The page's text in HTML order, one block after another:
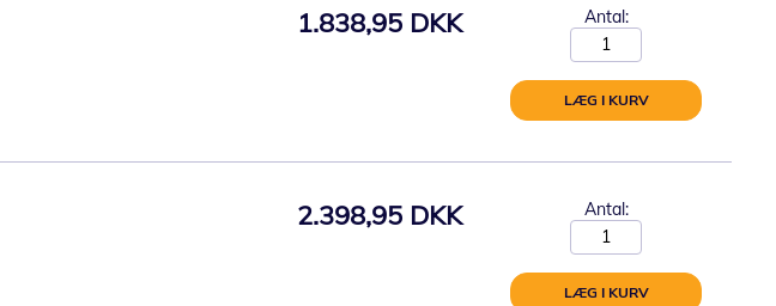
1.838,95 DKK Antal:
LÆG I KURV
2.398,95 DKK Antal:
LÆG I KURV